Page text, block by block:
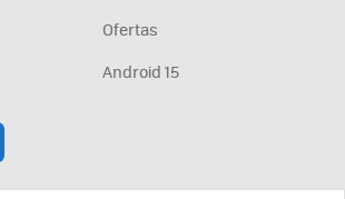
Ofertas
Android 15